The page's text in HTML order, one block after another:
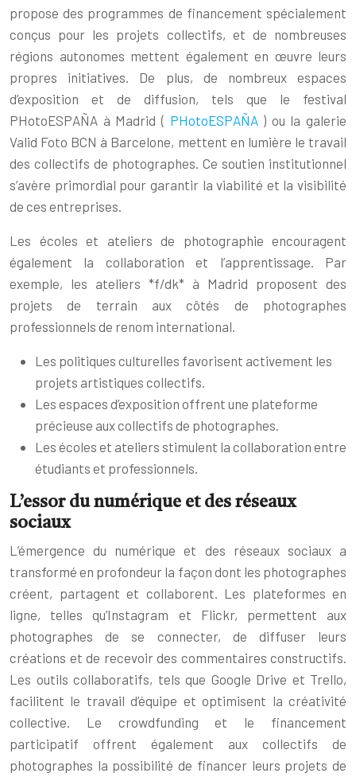
propose des programmes de financement spécialement
conçus pour les projets collectifs, et de nombreuses
régions autonomes mettent également en œuvre leurs
propres initiatives. De plus, de nombreux espaces
d’exposition et de diffusion, tels que le festival
PHotoESPAÑA à Madrid ( PHotoESPAÑA ) ou la galerie
Valid Foto BCN à Barcelone, mettent en lumière le travail
des collectifs de photographes. Ce soutien institutionnel
s’avère primordial pour garantir la viabilité et la visibilité
de ces entreprises.
Les écoles et ateliers de photographie encouragent
également la collaboration et l’apprentissage. Par
exemple, les ateliers *f/dk* à Madrid proposent des
projets de terrain aux côtés de photographes
professionnels de renom international.
Les politiques culturelles favorisent activement les
projets artistiques collectifs.
Les espaces d’exposition offrent une plateforme
précieuse aux collectifs de photographes.
Les écoles et ateliers stimulent la collaboration entre
étudiants et professionnels.
L’essor du numérique et des réseaux
sociaux
L’émergence du numérique et des réseaux sociaux a
transformé en profondeur la façon dont les photographes
créent, partagent et collaborent. Les plateformes en
ligne, telles qu’Instagram et Flickr, permettent aux
photographes de se connecter, de diffuser leurs
créations et de recevoir des commentaires constructifs.
Les outils collaboratifs, tels que Google Drive et Trello,
facilitent le travail d’équipe et optimisent la créativité
collective. Le crowdfunding et le financement
participatif offrent également aux collectifs de
photographes la possibilité de financer leurs projets de